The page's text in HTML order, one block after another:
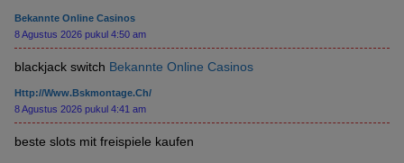
Bekannte Online Casinos
8 Agustus 2026 pukul 4:50 am
blackjack switch Bekannte Online Casinos
Http://Www.Bskmontage.Ch/
8 Agustus 2026 pukul 4:41 am
beste slots mit freispiele kaufen